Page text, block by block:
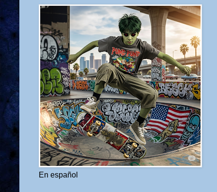
En español